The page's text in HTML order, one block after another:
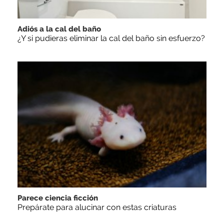
Adiós a la cal del baño
¿Y si pudieras eliminar la cal del baño sin esfuerzo?
Parece ciencia ficción
Prepárate para alucinar con estas criaturas